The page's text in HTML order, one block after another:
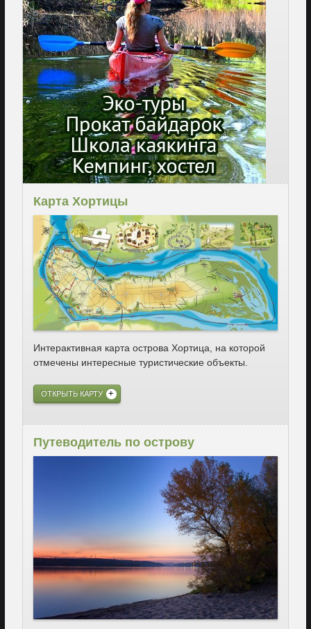
Карта Хортицы
Интерактивная карта острова Хортица, на которой
отмечены интересные туристические объекты.
ОТКРЫТЬ КАРТУ
Путеводитель по острову